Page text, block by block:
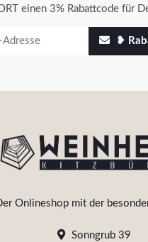
einen 3% Rabattcode für
❥
Onlineshop mit der
Sonngrub 39